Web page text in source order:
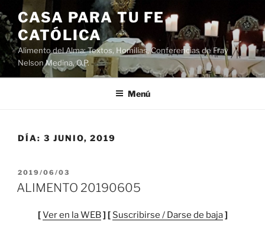
Saltar
al
contenido
CASA PARA TU FE
CATÓLICA
Alimento del Alma: Textos, Homilias, Conferencias de Fray
Nelson Medina, O.P.
Menú
DÍA: 3 JUNIO, 2019
PUBLICADO
EL
2019/06/03
ALIMENTO 20190605
[Ver en la WEB] [ Suscribirse / Darse de baja]